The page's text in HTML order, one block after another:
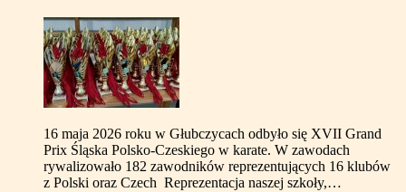
16 maja 2026 roku w Głubczycach odbyło się XVII Grand
Prix Śląska Polsko-Czeskiego w karate. W zawodach
rywalizowało 182 zawodników reprezentujących 16 klubów
z Polski oraz Czech Reprezentacja naszej szkoły,…